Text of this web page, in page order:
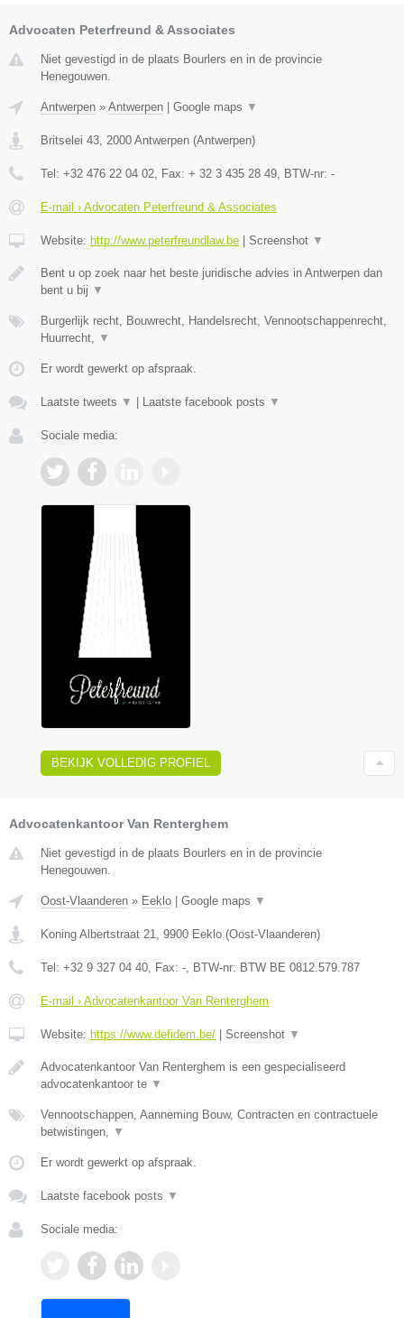
Advocaten Peterfreund & Associates
Niet gevestigd in de plaats Bourlers en in de provincie
Henegouwen.
Antwerpen » Antwerpen Google maps ▼
Britselei 43 2000 Antwerpen (Antwerpen)
Tel: +32 476 22 04 02 , Fax: + 32 3 435 28 49 , BTW-nr: -
E-mail › Advocaten Peterfreund & Associates
Website: http://www.peterfreundlaw.be Screenshot ▼
Bent u op zoek naar het beste juridische advies in Antwerpen dan
bent u bij ▼
Burgerlijk recht, Bouwrecht, Handelsrecht, Vennootschappenrecht,
Huurrecht,
▼
Er wordt gewerkt op afspraak.
Laatste tweets ▼ Laatste facebook posts ▼
Sociale media:
BEKIJK VOLLEDIG PROFIEL
Advocatenkantoor Van Renterghem
Niet gevestigd in de plaats Bourlers en in de provincie
Henegouwen.
Oost-Vlaanderen » Eeklo Google maps ▼
Koning Albertstraat 21 9900 Eeklo (Oost-Vlaanderen)
Tel: +32 9 327 04 40 , Fax: - , BTW-nr: BTW BE 0812.579.787
E-mail › Advocatenkantoor Van Renterghem
Website: https://www.defidem.be/ Screenshot ▼
Advocatenkantoor Van Renterghem is een gespecialiseerd
advocatenkantoor te ▼
Vennootschappen, Aanneming Bouw, Contracten en contractuele
betwistingen,
▼
Er wordt gewerkt op afspraak.
Laatste facebook posts ▼
Sociale media: